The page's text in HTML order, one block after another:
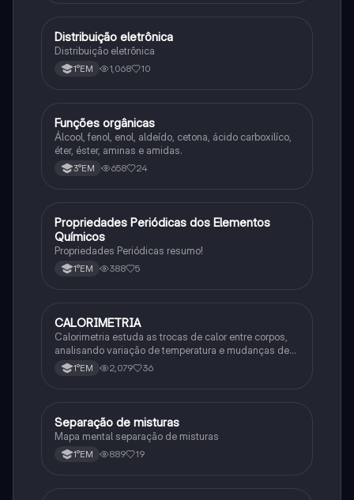
Química
Distribuição eletrônica
Distribuição eletrônica
1°EM 1,068 10
Química
Funções orgânicas
Álcool, fenol, enol, aldeído, cetona, ácido carboxilíco,
éter, éster, aminas e amidas.
3°EM 658 24
Química
Propriedades Periódicas dos Elementos
Químicos
Propriedades Periódicas resumo!
1°EM 388 5
Química
CALORIMETRIA
Calorimetria estuda as trocas de calor entre corpos,
analisando variação de temperatura e mudanças de
estado físico. Usa conceitos como calor sensível,
latente e capacidade térmica.
1°EM 2,079 36
Química
Separação de misturas
Mapa mental separação de misturas
1°EM 889 19